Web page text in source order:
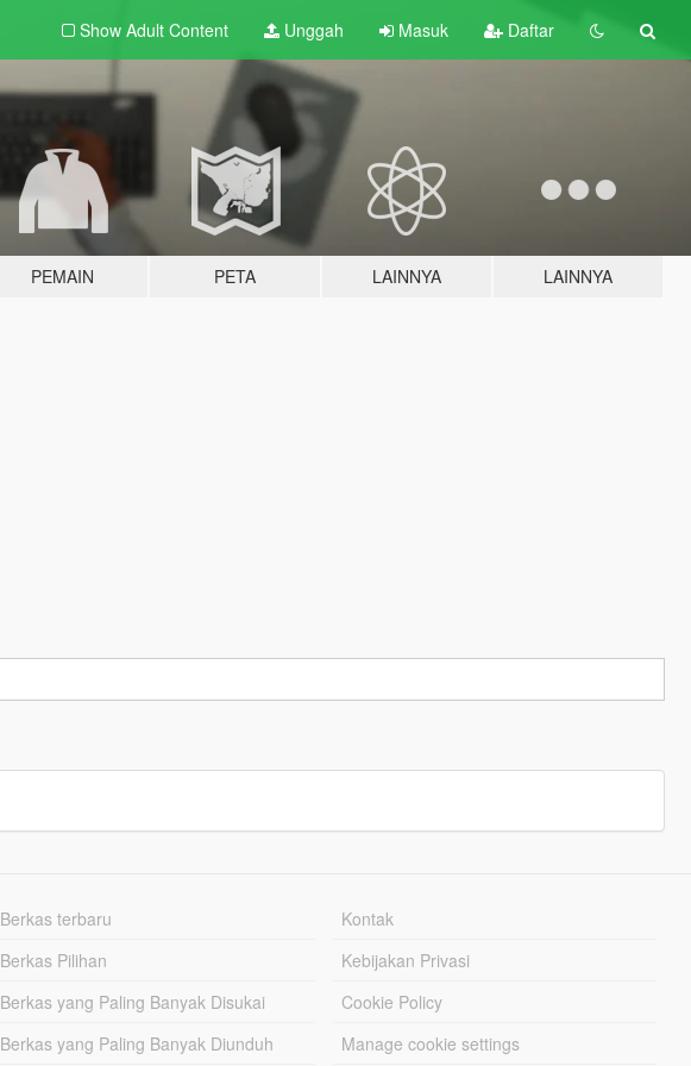
Show Adult Content Unggah Masuk Daftar
PEMAIN PETA LAINNYA LAINNYA
Berkas terbaru
Berkas Pilihan
Berkas yang Paling Banyak Disukai
Berkas yang Paling Banyak Diunduh
Kontak
Kebijakan Privasi
Cookie Policy
Manage cookie settings